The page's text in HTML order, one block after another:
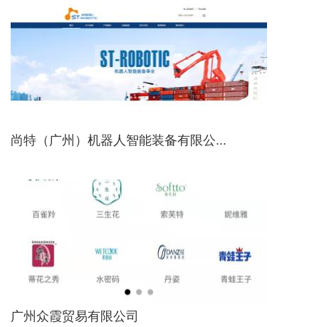
尚特（广州）机器人智能装备有限公...
广州众霞贸易有限公司